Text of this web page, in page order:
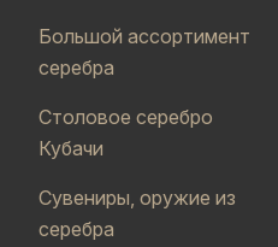
Большой ассортимент
серебра
Столовое серебро
Кубачи
Сувениры, оружие из
серебра